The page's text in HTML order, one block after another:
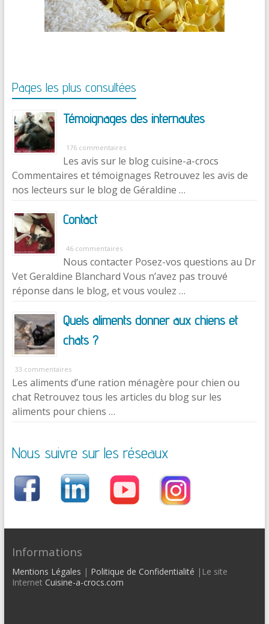
Pages les plus consultées
Témoignages des internautes
176 commentaires
Les avis sur le blog cuisine-a-crocs
Commentaires et témoignages Retrouvez les avis de
nos lecteurs sur le blog de Géraldine …
Contact
46 commentaires
Nous contacter Posez-vos questions au Dr
Vet Geraldine Blanchard Vous n’avez pas trouvé
réponse dans le blog, et vous voulez …
Quels aliments donner aux chiens et
chats ?
33 commentaires
Les aliments d’une ration ménagère pour chien ou
chat Retrouvez tous les articles du blog sur les
aliments pour chiens …
Nous suivre sur les réseaux
Informations
Mentions Légales | Politique de Confidentialité |Le site
Internet Cuisine-a-crocs.com